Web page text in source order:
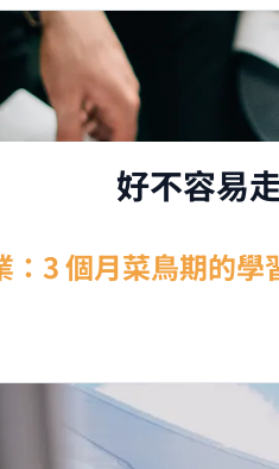
好不容易
：3 個月菜鳥期的學